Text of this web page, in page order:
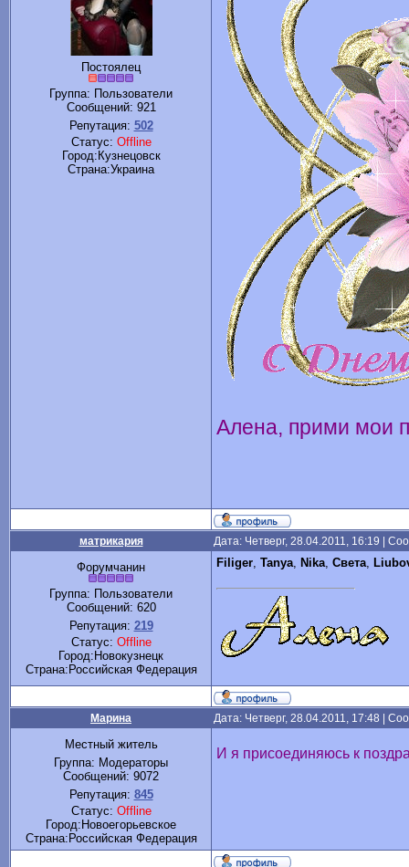
Постоялец
Группа: Пользователи
Сообщений: 921
Репутация: 502
Статус: Offline
Город:Кузнецовск
Cтрана:Украина
Алена, прими мои
матрикария Дата: Четверг, 28.04.2011, 16:19 |
Форумчанин
Группа: Пользователи
Сообщений: 620
Репутация: 219
Статус: Offline
Город:Новокузнецк
Cтрана:Российская Федерация
Filiger, Tanya, Nika, Света,
Марина Дата: Четверг, 28.04.2011, 17:48 |
Местный житель
Группа: Модераторы
Сообщений: 9072
Репутация: 845
Статус: Offline
Город:Новоегорьевское
Cтрана:Российская Федерация
И я присоединяюсь к